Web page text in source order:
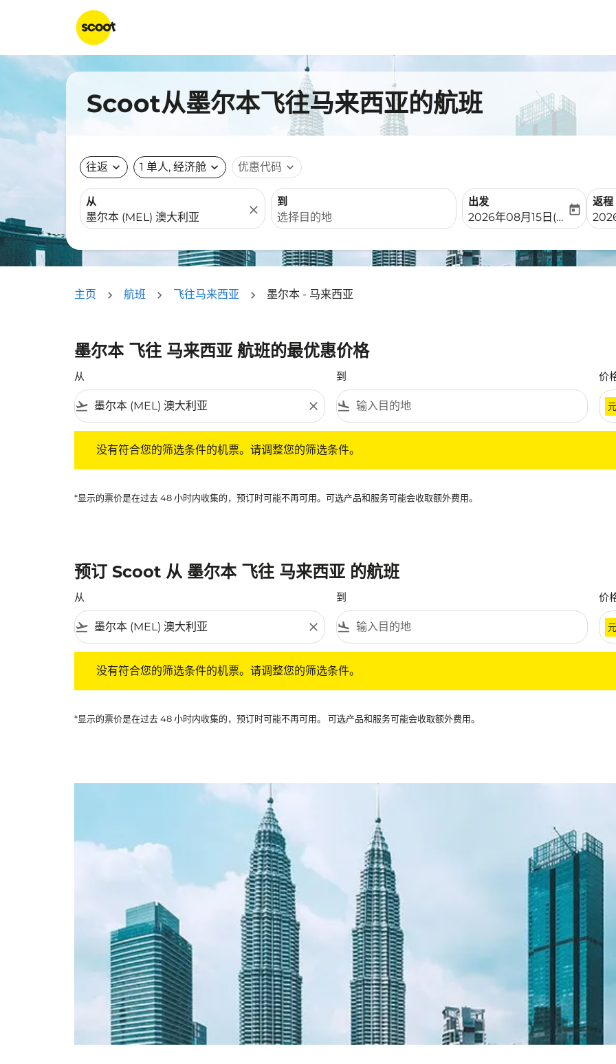
Scoot从墨尔本飞往马来西亚的航班
往返 expand_more 1 单人, 经济舱 expand_more 优惠代码 expand_more
从
close
到
出发
fc-booking-departure-
2026年08月15日(周六)
today
返程
fc-
主页 航班 飞往马来西亚 墨尔本 - 马来西亚
墨尔本 飞往 马来西亚 航班的最优惠价格
从
flight_takeoff close
到
flight_land
价
元
没有符合您的筛选条件的机票。请调整您的筛选条件。
*显示的票价是在过去 48 小时内收集的，预订时可能不再可用。可选产品和服务可能会收取额外费用。
预订 Scoot 从 墨尔本 飞往 马来西亚 的航班
从
flight_takeoff close
到
flight_land
价
元
没有符合您的筛选条件的机票。请调整您的筛选条件。
*显示的票价是在过去 48 小时内收集的，预订时可能不再可用。 可选产品和服务可能会收取额外费用。